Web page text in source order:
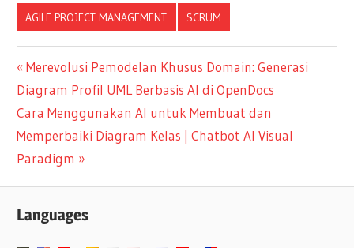
AGILE PROJECT MANAGEMENT SCRUM
Navigasi
pos
Previous
Post:
Merevolusi Pemodelan Khusus Domain: Generasi
Diagram Profil UML Berbasis AI di OpenDocs
Next
Post:
Cara Menggunakan AI untuk Membuat dan
Memperbaiki Diagram Kelas | Chatbot AI Visual
Paradigm
Languages